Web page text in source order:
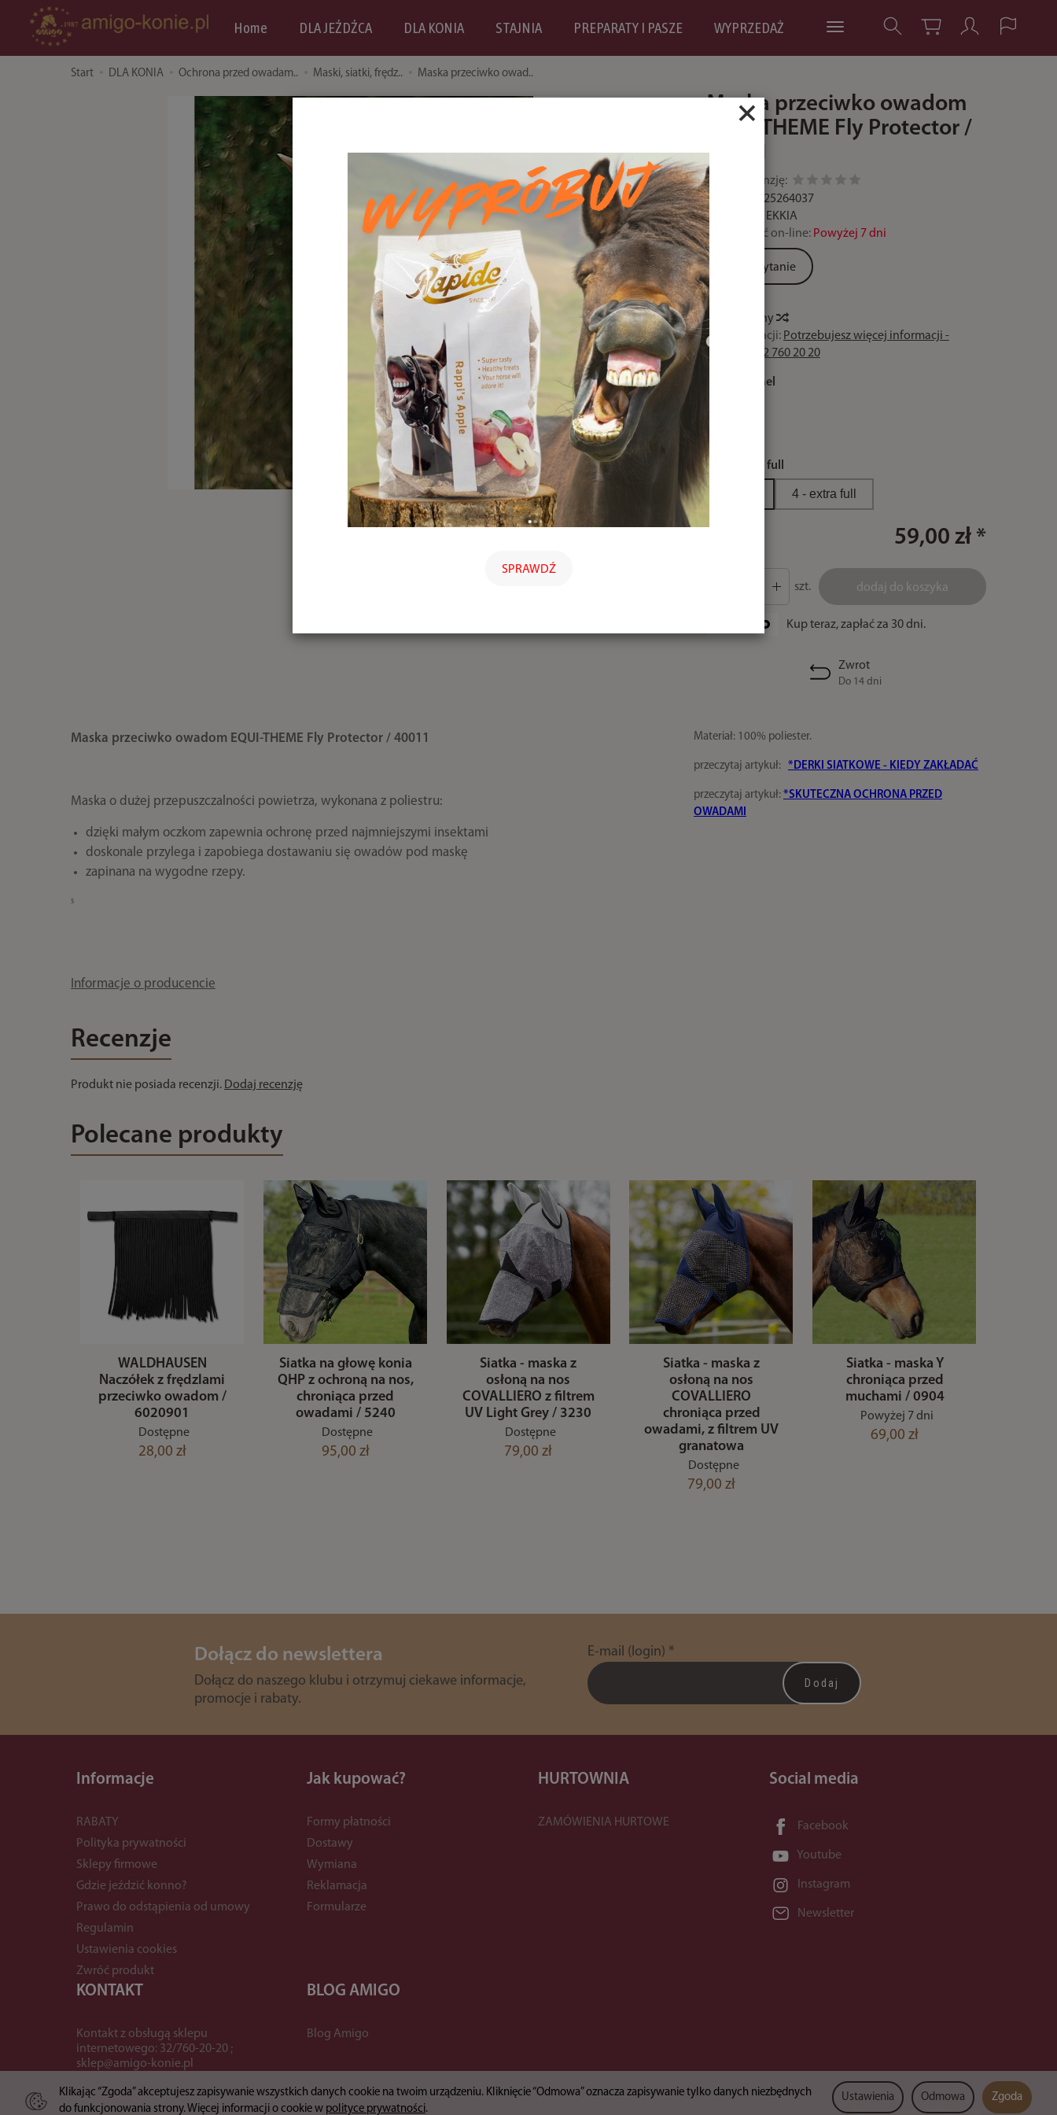
×
SPRAWDŹ
Home DLA JEŹDŹCA DLA KONIA STAJNIA PREPARATY I PASZE WYPRZEDAŻ
Start DLA KONIA Ochrona przed owadam.. Maski, siatki, frędz.. Maska przeciwko owad..
Maska przeciwko owadom
EQUI-THEME Fly Protector /
40011
Dodaj recenzję:
Kod:
3338025264037
Producent:
EKKIA
Dostępność on-line: Powyżej 7 dni
Zadaj pytanie
Historia ceny
Czas realizacji: Potrzebujesz więcej informacji -
zadzwoń 32 760 20 20
carmel
rozmiar: 3 - full
4 - extra full
59,00 zł *
szt. dodaj do koszyka
Kup teraz, zapłać za 30 dni.
Zwrot
Do 14 dni
Maska przeciwko owadom EQUI-THEME Fly Protector / 40011
Maska o dużej przepuszczalności powietrza, wykonana z poliestru:
dzięki małym oczkom zapewnia ochronę przed najmniejszymi insektami
doskonale przylega i zapobiega dostawaniu się owadów pod maskę
zapinana na wygodne rzepy.
s
Informacje o producencie
Materiał: 100% poliester.
przeczytaj artykuł: *DERKI SIATKOWE - KIEDY ZAKŁADAĆ
przeczytaj artykuł: *SKUTECZNA OCHRONA PRZED
OWADAMI
Recenzje
Produkt nie posiada recenzji. Dodaj recenzję
Polecane produkty
WALDHAUSEN
Naczółek z frędzlami
przeciwko owadom /
6020901
Dostępne
28,00 zł
Siatka na głowę konia
QHP z ochroną na nos,
chroniąca przed
owadami / 5240
Dostępne
95,00 zł
Siatka - maska z
osłoną na nos
COVALLIERO z filtrem
UV Light Grey / 3230
Dostępne
79,00 zł
Siatka - maska z
osłoną na nos
COVALLIERO
chroniąca przed
owadami, z filtrem UV
granatowa
Dostępne
79,00 zł
Siatka - maska Y
chroniąca przed
muchami / 0904
Powyżej 7 dni
69,00 zł
Dołącz do newslettera
Dołącz do naszego klubu i otrzymuj ciekawe informacje,
promocje i rabaty.
E-mail (login) *
Informacje
RABATY
Polityka prywatności
Sklepy firmowe
Gdzie jeździć konno?
Prawo do odstąpienia od umowy
Regulamin
Ustawienia cookies
Zwróć produkt
Jak kupować?
Formy płatności
Dostawy
Wymiana
Reklamacja
Formularze
HURTOWNIA
ZAMÓWIENIA HURTOWE
KONTAKT
Kontakt z obsługą sklepu
internetowego: 32/760-20-20 ;
sklep@amigo-konie.pl
BLOG AMIGO
Blog Amigo
Social media
Facebook
Youtube
Instagram
Newsletter
Klikając “Zgoda” akceptujesz zapisywanie wszystkich danych cookie na twoim urządzeniu. Kliknięcie “Odmowa” oznacza zapisywanie tylko danych niezbędnych
do funkcjonowania strony. Więcej informacji o cookie w polityce prywatności.
Ustawienia Odmowa Zgoda